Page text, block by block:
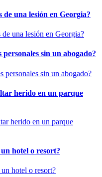
de una lesión en Georgia?
personales sin un abogado?
herido en un parque
hotel o resort?